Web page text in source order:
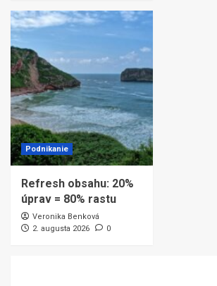
Podnikanie
Refresh obsahu: 20%
úprav = 80% rastu
Veronika Benková
2. augusta 2026
0